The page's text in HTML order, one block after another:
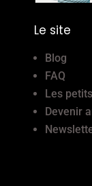
Le site
Blog
FAQ
Les
Devenir